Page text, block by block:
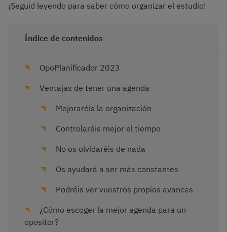
¡Seguid leyendo para saber cómo organizar el estudio!
Índice de contenidos
OpoPlanificador 2023
Ventajas de tener una agenda
Mejoraréis la organización
Controlaréis mejor el tiempo
No os olvidaréis de nada
Os ayudará a ser más constantes
Podréis ver vuestros propios avances
¿Cómo escoger la mejor agenda para un
opositor?